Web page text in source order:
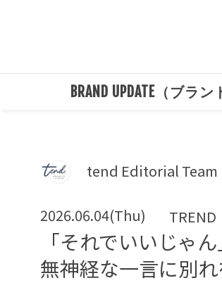
BRAND UPDATE（ブラ
tend Editorial Team
2026.06.04(Thu) TREND
「それでいいじゃ
無神経な一言に別